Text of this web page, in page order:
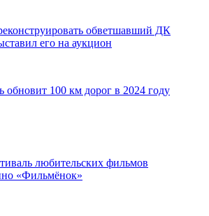
обветшавший ДК
его на аукцион
обновит 100 км дорог в 2024 году
любительских фильмов
«Фильмёнок»